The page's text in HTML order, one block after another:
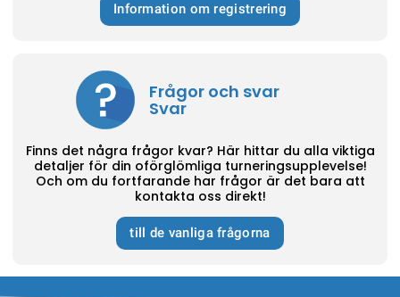
Information om registrering
Frågor och svar
Svar
Finns det några frågor kvar? Här hittar du alla viktiga
detaljer för din oförglömliga turneringsupplevelse!
Och om du fortfarande har frågor är det bara att
kontakta oss direkt!
till de vanliga frågorna